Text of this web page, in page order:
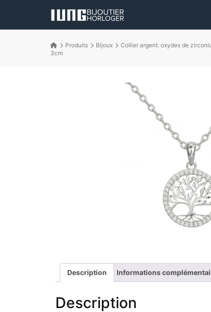
Produits Bijoux
Collier argent. oxydes de
3cm
Description Informations
Description